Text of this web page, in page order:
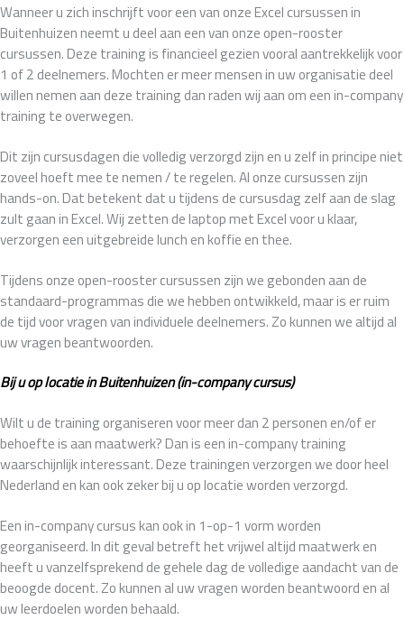
Wanneer u zich inschrijft voor een van onze Excel cursussen in
Buitenhuizen neemt u deel aan een van onze open-rooster
cursussen. Deze training is financieel gezien vooral aantrekkelijk voor
1 of 2 deelnemers. Mochten er meer mensen in uw organisatie deel
willen nemen aan deze training dan raden wij aan om een in-company
training te overwegen.
Dit zijn cursusdagen die volledig verzorgd zijn en u zelf in principe niet
zoveel hoeft mee te nemen / te regelen. Al onze cursussen zijn
hands-on. Dat betekent dat u tijdens de cursusdag zelf aan de slag
zult gaan in Excel. Wij zetten de laptop met Excel voor u klaar,
verzorgen een uitgebreide lunch en koffie en thee.
Tijdens onze open-rooster cursussen zijn we gebonden aan de
standaard-programmas die we hebben ontwikkeld, maar is er ruim
de tijd voor vragen van individuele deelnemers. Zo kunnen we altijd al
uw vragen beantwoorden.
Bij u op locatie in Buitenhuizen (in-company cursus)
Wilt u de training organiseren voor meer dan 2 personen en/of er
behoefte is aan maatwerk? Dan is een in-company training
waarschijnlijk interessant. Deze trainingen verzorgen we door heel
Nederland en kan ook zeker bij u op locatie worden verzorgd.
Een in-company cursus kan ook in 1-op-1 vorm worden
georganiseerd. In dit geval betreft het vrijwel altijd maatwerk en
heeft u vanzelfsprekend de gehele dag de volledige aandacht van de
beoogde docent. Zo kunnen al uw vragen worden beantwoord en al
uw leerdoelen worden behaald.